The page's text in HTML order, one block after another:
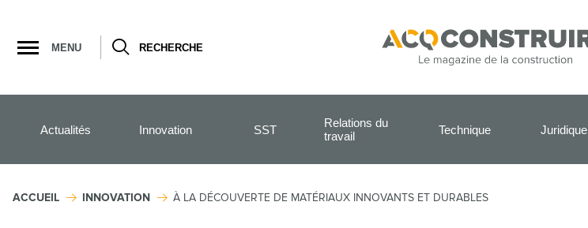
la
navigation
MENU RECHERCHE
Actualités Innovation SST
Relations du
travail
Technique Juridique
ACCUEIL INNOVATION À LA DÉCOUVERTE DE MATÉRIAUX INNOVANTS ET DURABLES